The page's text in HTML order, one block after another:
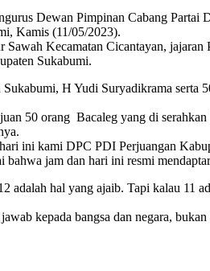
Dewan Pimpinan Cabang
Kamis (11/05/2023).
Kecamatan Cicantayan,
Sukabumi.
H Yudi Suryadikrama
50 orang Bacaleg yang di
ini kami DPC PDI Perjuangan
jam dan hari ini resmi
adalah hal yang ajaib. Tapi kalau
kepada bangsa dan negara,